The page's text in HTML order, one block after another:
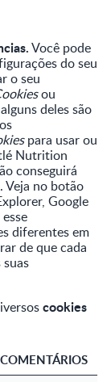
Você pode
do seu
o seu
ou
deles são
para usar ou
Nutrition
conseguirá
Veja no botão
Google
diferentes em
de que cada
cookies
COMENTÁRIOS